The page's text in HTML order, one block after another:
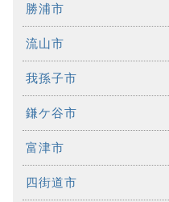
勝浦市
流山市
我孫子市
鎌ケ谷市
富津市
四街道市